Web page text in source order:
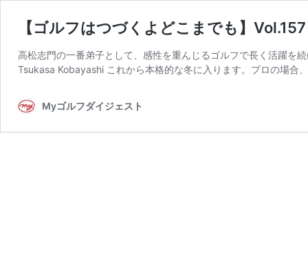
【ゴルフはつづくよどこまでも】
高松志門の一番弟子として、感性を重んじるゴルフで長く活躍を
Tsukasa Kobayashi これから本格的な冬に入ります。プロの場合
Myゴルフダイジェスト